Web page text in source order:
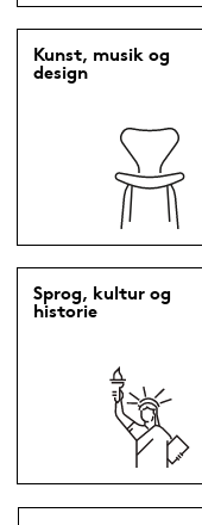
Kunst, musik og
design
Sprog, kultur og
historie